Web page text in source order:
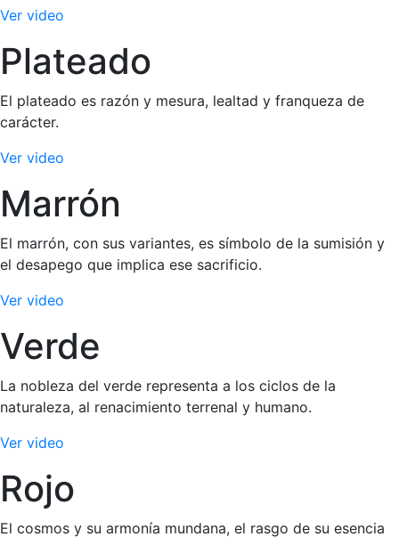
Ver video
Plateado
El plateado es razón y mesura, lealtad y franqueza de
carácter.
Ver video
Marrón
El marrón, con sus variantes, es símbolo de la sumisión y
el desapego que implica ese sacrificio.
Ver video
Verde
La nobleza del verde representa a los ciclos de la
naturaleza, al renacimiento terrenal y humano.
Ver video
Rojo
El cosmos y su armonía mundana, el rasgo de su esencia